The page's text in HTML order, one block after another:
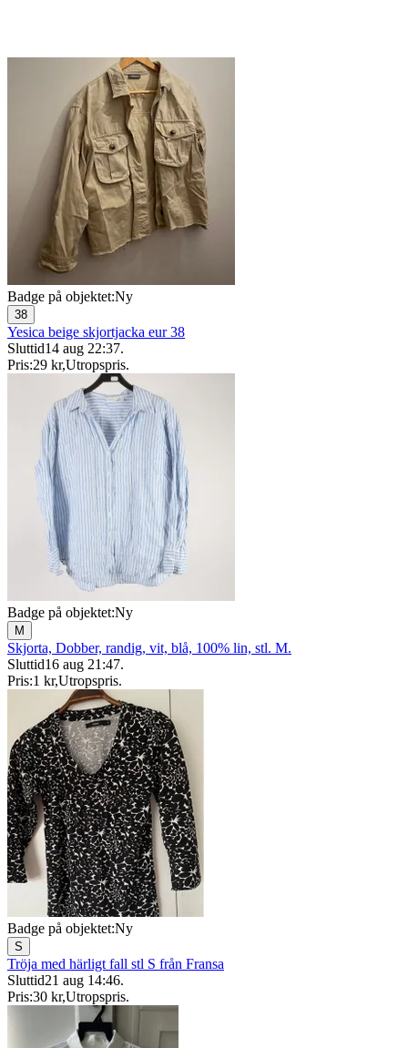
Badge på objektet:Ny
38
Yesica beige skjortjacka eur 38
Sluttid14 aug 22:37.
Pris:29 kr,Utropspris.
Badge på objektet:Ny
M
Skjorta, Dobber, randig, vit, blå, 100% lin, stl. M.
Sluttid16 aug 21:47.
Pris:1 kr,Utropspris.
Badge på objektet:Ny
S
Tröja med härligt fall stl S från Fransa
Sluttid21 aug 14:46.
Pris:30 kr,Utropspris.